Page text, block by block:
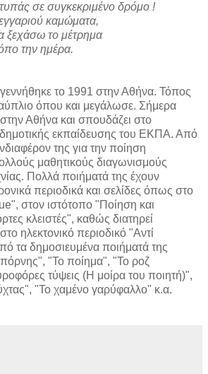
σε συγκεκριμένο δρόμο !
καμώματα,
ξεχάσω το μέτρημα
την ημέρα.
γεννήθηκε το 1991 στην Αθήνα. Τόπος
όπου και μεγάλωσε. Σήμερα
Αθήνα και σπουδάζει στο
εκπαίδευσης του ΕΚΠΑ. Από
της για την ποίηση
μαθητικούς διαγωνισμούς
Πολλά ποιήματά της έχουν
περιοδικά και σελίδες όπως στο
στον ιστότοπο "Ποίηση και
κλειστές", καθώς διατηρεί
ηλεκτονικό περιοδικό "Αντί
τα δημοσιευμένα ποιήματά της
πόρνης", "Το ποίημα", "Το ροζ
τύψεις (Η μοίρα του ποιητή)",
"Το χαμένο γαρύφαλλο" κ.α.